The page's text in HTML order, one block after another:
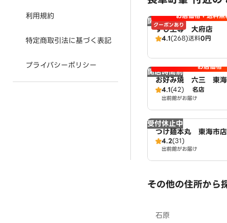
利用規約
特定商取引法に基づく表記
プライバシーポリシー
開店時間前
クーポンあり
お店価格＋送料無
すし上等 大府店
4.1(268)送料0円
開店時間前 お店価格
お好み焼 六三 東
4.1(42) 名店
出前館がお届け
受付休止中
つけ麺本丸 東海市店
4.2(31)
出前館がお届け
その他の住所から
石原